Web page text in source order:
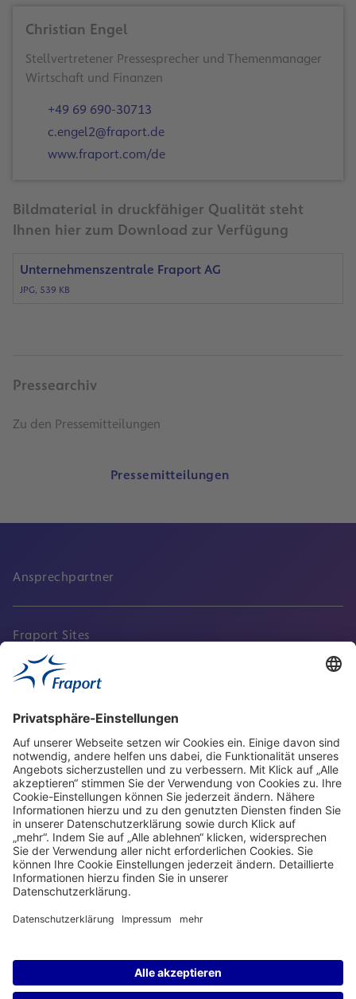
Christian Engel
Stellvertretener Pressesprecher und Themenmanager
Wirtschaft und Finanzen
+49 69 690-30713
c.engel2@fraport.de
www.fraport.com/de
Bildmaterial in druckfähiger Qualität steht
Ihnen hier zum Download zur Verfügung
Unternehmenszentrale Fraport AG
JPG, 539 KB
Pressearchiv
Zu den Pressemitteilungen
Pressemitteilungen
Ansprechpartner
Fraport Sites
Aktuell
Service
Frankfurt Airport
properties.socialType
properties.socialType
properties.socialType
properties.socialType
Frankfurt CargoHub
properties.socialType
©2004-2026 Fraport AG Frankfurt Airport Services Worldwide